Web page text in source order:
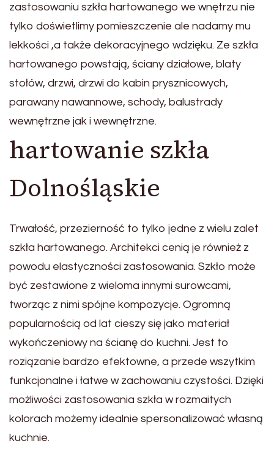
zastosowaniu szkła hartowanego we wnętrzu nie
tylko doświetlimy pomieszczenie ale nadamy mu
lekkości ,a także dekoracyjnego wdzięku. Ze szkła
hartowanego powstają, ściany działowe, blaty
stołów, drzwi, drzwi do kabin prysznicowych,
parawany nawannowe, schody, balustrady
wewnętrzne jak i wewnętrzne.
hartowanie szkła
Dolnośląskie
Trwałość, przezierność to tylko jedne z wielu zalet
szkła hartowanego. Architekci cenią je również z
powodu elastyczności zastosowania. Szkło może
być zestawione z wieloma innymi surowcami,
tworząc z nimi spójne kompozycje. Ogromną
popularnością od lat cieszy się jako materiał
wykończeniowy na ścianę do kuchni. Jest to
roziązanie bardzo efektowne, a przede wszytkim
funkcjonalne i łatwe w zachowaniu czystości. Dzięki
możliwości zastosowania szkła w rozmaitych
kolorach możemy idealnie spersonalizować własną
kuchnie.